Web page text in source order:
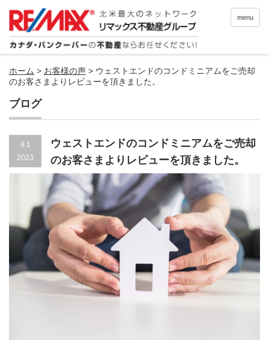
menu
ホーム > お客様の声 > ウェストエンドのコンドミニアムをご売却
のお客さまよりレビューを頂きました。
ブログ
8.1
2023
ウェストエンドのコンドミニアムをご売却
のお客さまよりレビューを頂きました。